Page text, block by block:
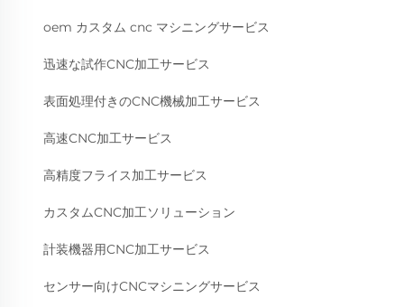
oem カスタム cnc マシニングサービス
迅速な試作CNC加工サービス
表面処理付きのCNC機械加工サービス
高速CNC加工サービス
高精度フライス加工サービス
カスタムCNC加工ソリューション
計装機器用CNC加工サービス
センサー向けCNCマシニングサービス